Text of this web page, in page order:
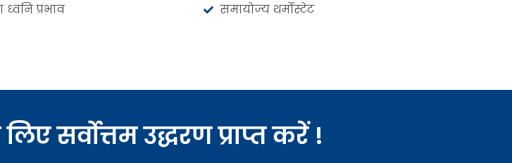
प्रभाव
समायोज्य थर्मोस्टेट
सर्वोत्तम उद्धरण प्राप्त करें !